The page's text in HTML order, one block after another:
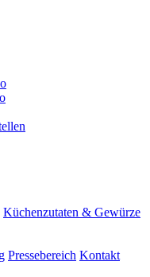
Küchenzutaten & Gewürze
Pressebereich Kontakt